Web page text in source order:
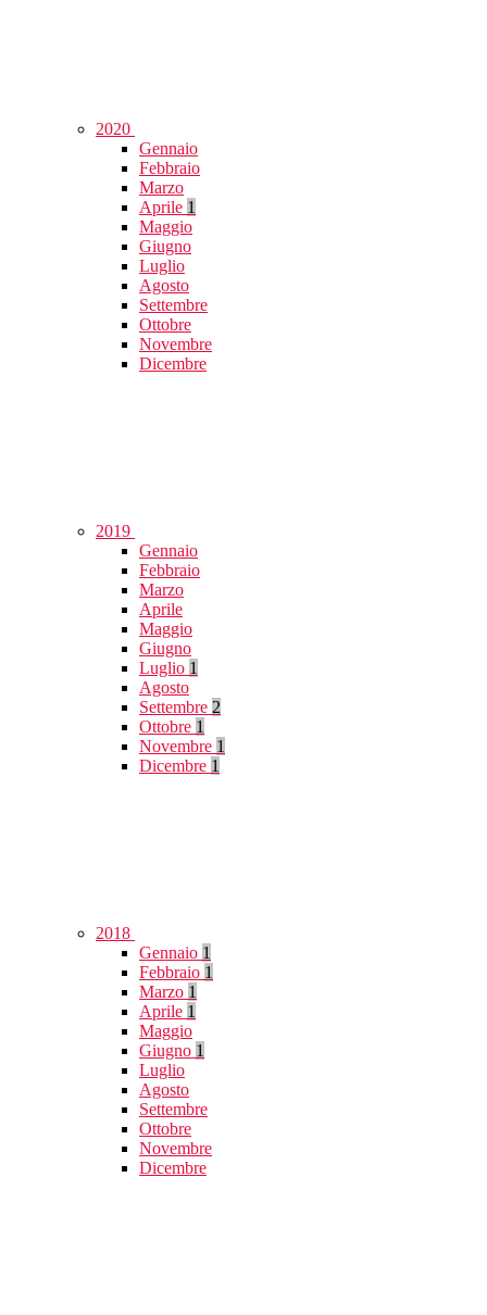
2020
Gennaio
Febbraio
Marzo
Aprile 1
Maggio
Giugno
Luglio
Agosto
Settembre
Ottobre
Novembre
Dicembre
2019
Gennaio
Febbraio
Marzo
Aprile
Maggio
Giugno
Luglio 1
Agosto
Settembre 2
Ottobre 1
Novembre 1
Dicembre 1
2018
Gennaio 1
Febbraio 1
Marzo 1
Aprile 1
Maggio
Giugno 1
Luglio
Agosto
Settembre
Ottobre
Novembre
Dicembre